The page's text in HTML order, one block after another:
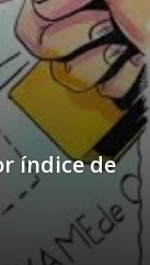
índice de